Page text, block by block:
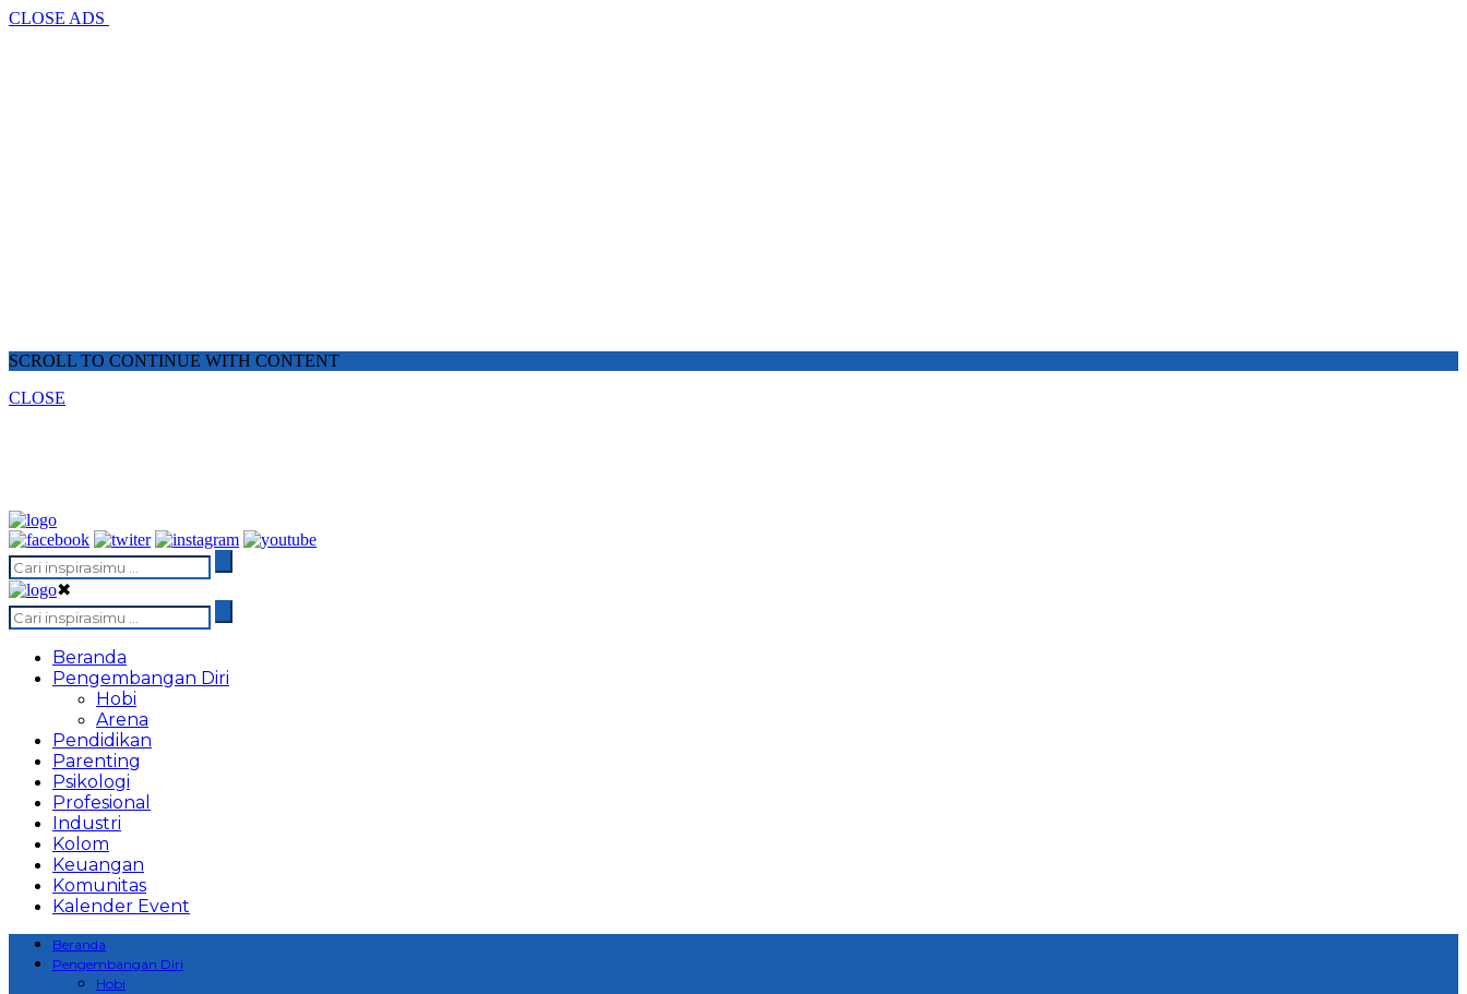
CLOSE ADS
SCROLL TO CONTINUE WITH CONTENT
CLOSE
✖
Beranda
Pengembangan Diri
Hobi
Arena
Pendidikan
Parenting
Psikologi
Profesional
Industri
Kolom
Keuangan
Komunitas
Kalender Event
Beranda
Pengembangan Diri
Hobi